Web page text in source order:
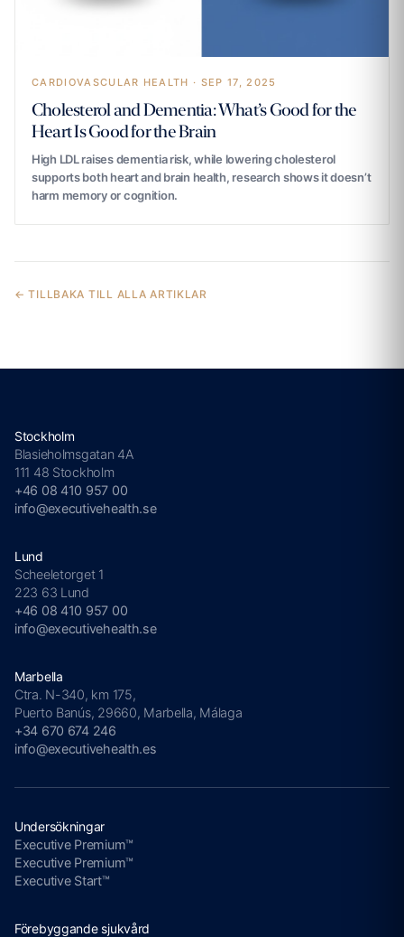
CARDIOVASCULAR HEALTH · SEP 17, 2025
Cholesterol and Dementia: What’s Good for the
Heart Is Good for the Brain
High LDL raises dementia risk, while lowering cholesterol
supports both heart and brain health, research shows it doesn’t
harm memory or cognition.
← TILLBAKA TILL ALLA ARTIKLAR
Stockholm
Blasieholmsgatan 4A
111 48 Stockholm
+46 08 410 957 00
info@executivehealth.se
Lund
Scheeletorget 1
223 63 Lund
+46 08 410 957 00
info@executivehealth.se
Marbella
Ctra. N-340, km 175,
Puerto Banús, 29660, Marbella, Málaga
+34 670 674 246
info@executivehealth.es
Undersökningar
Executive Premium™
Executive Premium™
Executive Start™
Förebyggande sjukvård